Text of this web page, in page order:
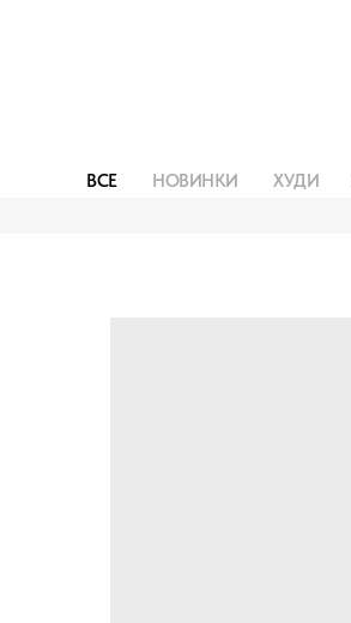
ХУДИ
НОВИНКИ
ВСЕ